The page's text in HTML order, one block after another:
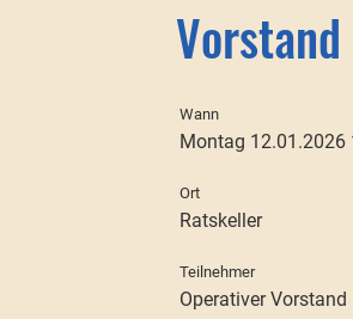
Vorstand
Wann
Montag 12.01.2026
Ort
Ratskeller
Teilnehmer
Operativer Vorstand